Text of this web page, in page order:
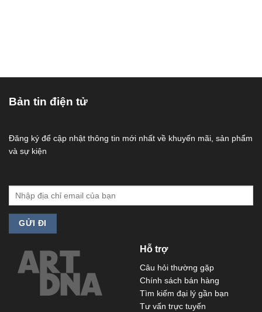
Bản tin điện tử
Đăng ký để cập nhật thông tin mới nhất về khuyến mãi, sản phẩm
và sự kiện
Hỗ trợ
Câu hỏi thường gặp
Chính sách bán hàng
Tìm kiếm đại lý gần bạn
Tư vấn trực tuyến